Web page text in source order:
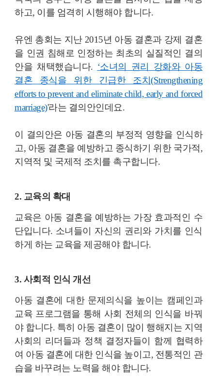
하고, 이를 엄격히 시행해야 합니다.
유엔 총회는 지난 2015년 아동 결혼과 강제 결혼
을 인권 침해로 인정하는 최초의 실질적인 결의
안을 채택했습니다. ‘소녀의 권리 강화와 아동
결혼 종식을 위한 긴급한 조치(Strengthening
efforts to prevent and eliminate child, early and forced
marriage)'라는 결의안인데요.
이 결의안은 아동 결혼의 부정적 영향을 인식하
고, 아동 결혼을 예방하고 종식하기 위한 국가적,
지역적 및 국제적 조치를 촉구합니다.
2. 교육의 확대
교육은 아동 결혼을 예방하는 가장 효과적인 수
단입니다. 소녀들이 자신의 권리와 가치를 인식
하게 하는 교육을 제공해야 합니다.
3. 사회적 인식 개선
아동 결혼에 대한 문제의식을 높이는 캠페인과
교육 프로그램을 통해 사회 전체의 인식을 바꿔
야 합니다. 특히 아동 결혼이 많이 행해지는 지역
사회의 리더들과 정책 결정자들이 함께 협력하
여 아동 결혼에 대한 인식을 높이고, 전통적인 관
습을 바꾸려는 노력을 해야 합니다.